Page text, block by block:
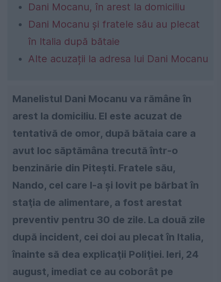
Dani Mocanu, în arest la domiciliu
Dani Mocanu și fratele său au plecat
în Italia după bătaie
Alte acuzații la adresa lui Dani Mocanu
Manelistul Dani Mocanu va rămâne în
arest la domiciliu. El este acuzat de
tentativă de omor, după bătaia care a
avut loc săptămâna trecută într-o
benzinărie din Piteşti. Fratele său,
Nando, cel care l-a şi lovit pe bărbat în
staţia de alimentare, a fost arestat
preventiv pentru 30 de zile. La două zile
după incident, cei doi au plecat în Italia,
înainte să dea explicaţii Poliţiei. Ieri, 24
august, imediat ce au coborât pe